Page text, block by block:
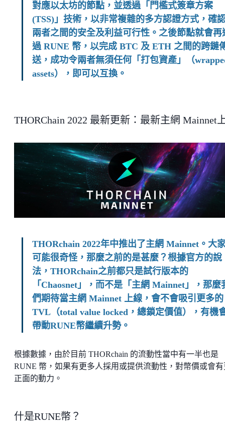
對應以太坊的節點，並透過「門檻式簽章方案
(TSS)」技術，以非常複雜的多方認證方式，確
兩者之間的安全及利益可行性。之後節點就會再
過 RUNE 幣，以完成 BTC 及 ETH 之間的跨鏈
送，成功令兩者無須任何「打包資產」（
assets），即可以互換。
THORChain 2022 最新更新：最新主網 Mainnet
THORchain 2022年中推出了主網 Mainnet。大
可能很奇怪，那麼之前的是甚麼？根據官方的說
法，THORchain之前都只是試行版本的
「Chaosnet」，而不是「主網 Mainnet」，那麼
們期待當主網 Mainnet 上線，會不會吸引更多的
TVL（total value locked，總鎖定價值），有機
帶動RUNE幣繼續升勢。
根據數據，由於目前 THORchain 的流動性當中有一半也是
RUNE 幣，如果有更多人採用或提供流動性，對幣價或會有
正面的動力。
什是RUNE幣？